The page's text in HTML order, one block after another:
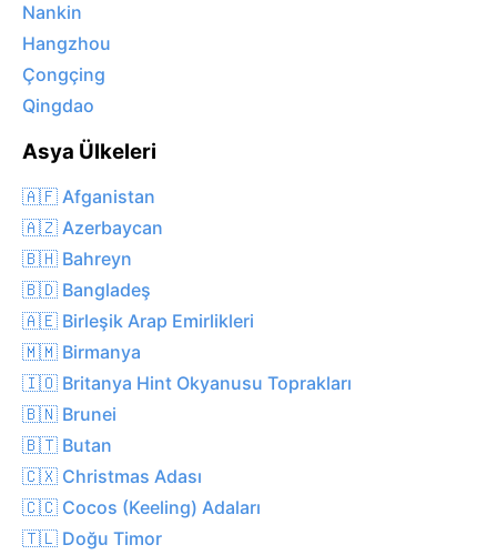
Nankin
Hangzhou
Çongçing
Qingdao
Asya Ülkeleri
🇦🇫 Afganistan
🇦🇿 Azerbaycan
🇧🇭 Bahreyn
🇧🇩 Bangladeş
🇦🇪 Birleşik Arap Emirlikleri
🇲🇲 Birmanya
🇮🇴 Britanya Hint Okyanusu Toprakları
🇧🇳 Brunei
🇧🇹 Butan
🇨🇽 Christmas Adası
🇨🇨 Cocos (Keeling) Adaları
🇹🇱 Doğu Timor